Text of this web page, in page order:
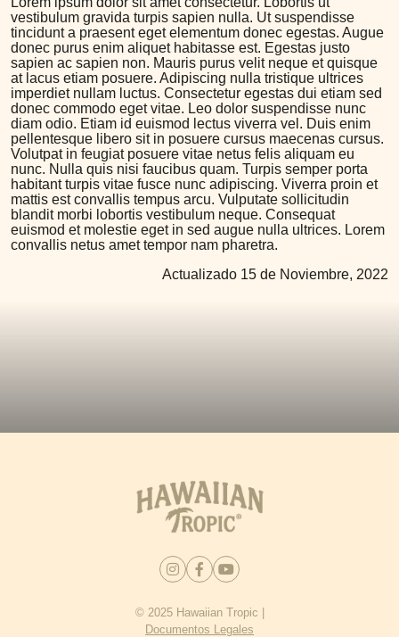
vestibulum gravida turpis sapien nulla. Ut suspendisse
tincidunt a praesent eget elementum donec egestas. Augue
donec purus enim aliquet habitasse est. Egestas justo
sapien ac sapien non. Mauris purus velit neque et quisque
at lacus etiam posuere. Adipiscing nulla tristique ultrices
imperdiet nullam luctus. Consectetur egestas dui etiam sed
donec commodo eget vitae. Leo dolor suspendisse nunc
diam odio. Etiam id euismod lectus viverra vel. Duis enim
pellentesque libero sit in posuere cursus maecenas cursus.
Volutpat in feugiat posuere vitae netus felis aliquam eu
nunc. Nulla quis nisi faucibus quam. Turpis semper porta
habitant turpis vitae fusce nunc adipiscing. Viverra proin et
mattis est convallis tempus arcu. Vulputate sollicitudin
blandit morbi lobortis vestibulum neque. Consequat
euismod et molestie eget in sed augue nulla ultrices. Lorem
convallis netus amet tempor nam pharetra.
Actualizado 15 de Noviembre, 2022
© 2025 Hawaiian Tropic |
Documentos Legales